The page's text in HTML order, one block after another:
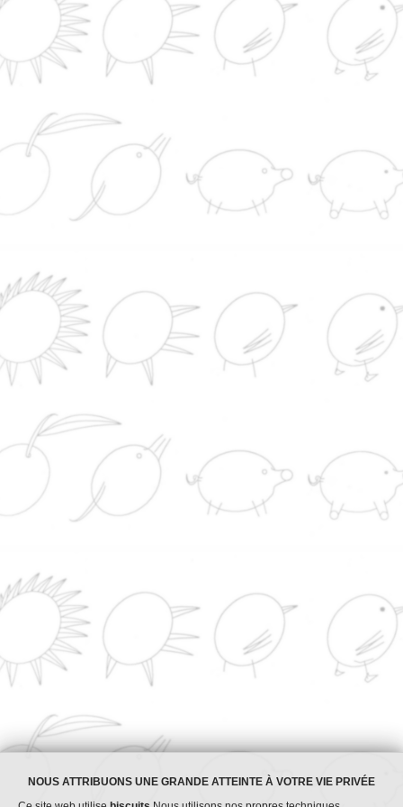
Europol incluye en su lista de delincuentes más
buscados a una mujer que se hizo pasar por
Lugo y A Coruña
Detienen a dos catalanes, padre e hijo,
un doble asesinato en el sur de Paraguay
Un tribunal federal ordena detener la
del salón de baile de Trump: "El presidente es un
El balón de la 'Mano de Dios' de Maradona se
subastará en EEUU y se espera que su venta
10 millones de dólares
Nutrition
CONTACT
Au service de la qualité
1965